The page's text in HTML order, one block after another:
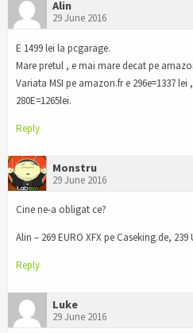
Alin
29 June 2016
E 1499 lei la pcgarage.
Mare pretul , e mai mare decat pe
Variata MSI pe amazon.fr e 296e=1337 lei
280E=1265lei.
Reply
Monstru
29 June 2016
Cine ne-a obligat ce?
Alin – 269 EURO XFX pe Caseking.de,
Reply
Luke
29 June 2016